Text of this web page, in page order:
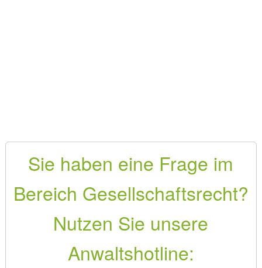
Sie haben eine Frage im
Bereich Gesellschaftsrecht?
Nutzen Sie unsere
Anwaltshotline: